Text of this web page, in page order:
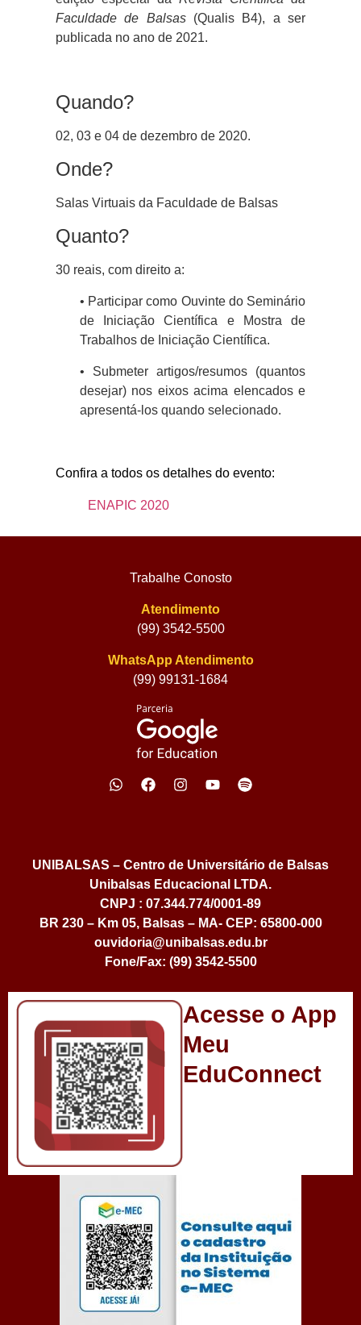
Faculdade de Balsas(Qualis B4), a ser
publicada no ano de 2021.
Quando?
02, 03 e 04 de dezembro de 2020.
Onde?
Salas Virtuais da Faculdade de Balsas
Quanto?
30 reais, com direito a:
• Participar como Ouvinte do Seminário
de Iniciação Científica e Mostra de
Trabalhos de Iniciação Científica.
• Submeter artigos/resumos (quantos
desejar) nos eixos acima elencados e
apresentá-los quando selecionado.
Confira a todos os detalhes do evento:
ENAPIC 2020
Trabalhe Conosto
Atendimento
(99) 3542-5500
WhatsApp Atendimento
(99) 99131-1684
UNIBALSAS – Centro de Universitário de Balsas
Unibalsas Educacional LTDA.
CNPJ : 07.344.774/0001-89
BR 230 – Km 05, Balsas – MA- CEP: 65800-000
ouvidoria@unibalsas.edu.br
Fone/Fax: (99) 3542-5500
Acesse o App
Meu
EduConnect